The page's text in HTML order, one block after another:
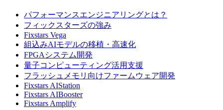
パフォーマンスエンジニアリングとは？
フィックスターズの強み
Fixstars Vega
組込みAIモデルの移植・高速化
FPGAシステム開発
量子コンピューティング活用支援
フラッシュメモリ向けファームウェア開発
Fixstars AIStation
Fixstars AIBooster
Fixstars Amplify